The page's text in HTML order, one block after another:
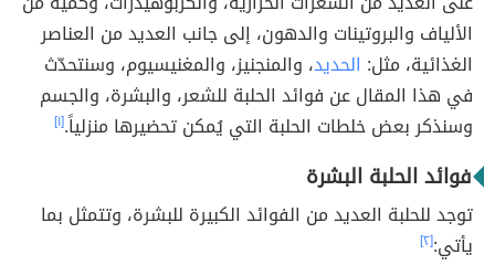
الألياف والبروتينات والدهون، إلى جانب العديد من العناصر
الغذائية، مثل: الحديد، والمنجنيز، والمغنيسيوم، وسنتحدّث
في هذا المقال عن فوائد الحلبة للشعر، والبشرة، والجسم
وسنذكر بعض خلطات الحلبة التي يُمكن تحضيرها منزلياً.[١]
فوائد الحلبة البشرة
توجد للحلبة العديد من الفوائد الكبيرة للبشرة، وتتمثل بما
يأتي:[٢]